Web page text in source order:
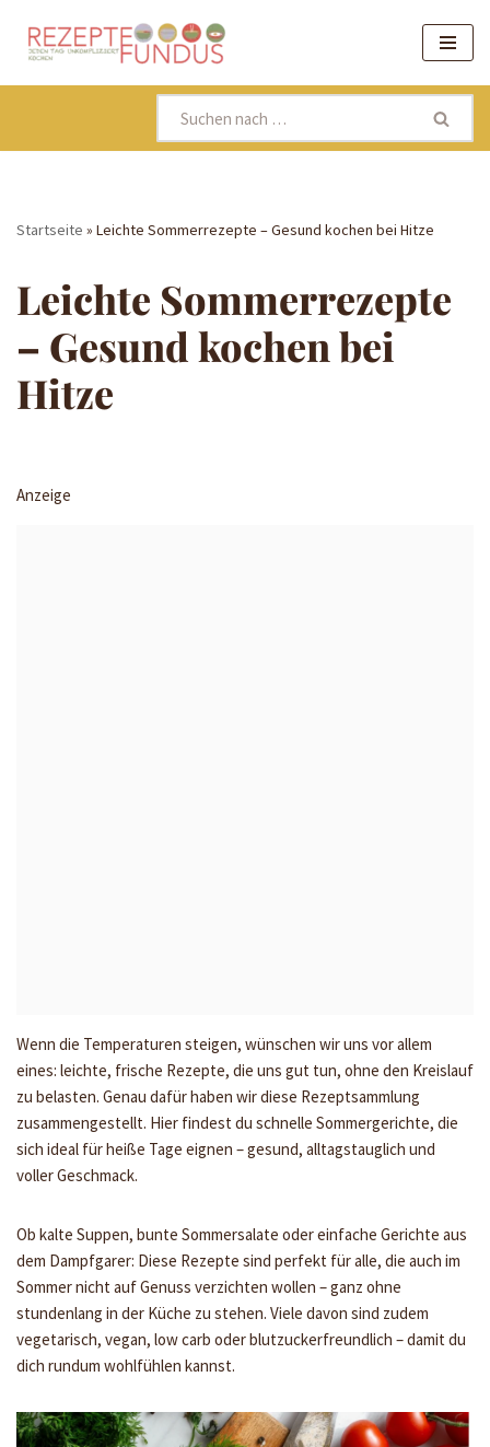
Zum
Inhalt
Startseite » Leichte Sommerrezepte – Gesund kochen bei Hitze
Leichte Sommerrezepte
– Gesund kochen bei
Hitze
Anzeige
Wenn die Temperaturen steigen, wünschen wir uns vor allem
eines: leichte, frische Rezepte, die uns gut tun, ohne den Kreislauf
zu belasten. Genau dafür haben wir diese Rezeptsammlung
zusammengestellt. Hier findest du schnelle Sommergerichte, die
sich ideal für heiße Tage eignen – gesund, alltagstauglich und
voller Geschmack.
Ob kalte Suppen, bunte Sommersalate oder einfache Gerichte aus
dem Dampfgarer: Diese Rezepte sind perfekt für alle, die auch im
Sommer nicht auf Genuss verzichten wollen – ganz ohne
stundenlang in der Küche zu stehen. Viele davon sind zudem
vegetarisch, vegan, low carb oder blutzuckerfreundlich – damit du
dich rundum wohlfühlen kannst.